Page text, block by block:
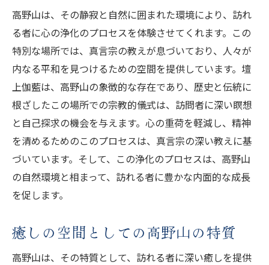
高野山は、その静寂と自然に囲まれた環境により、訪れ
る者に心の浄化のプロセスを体験させてくれます。この
特別な場所では、真言宗の教えが息づいており、人々が
内なる平和を見つけるための空間を提供しています。壇
上伽藍は、高野山の象徴的な存在であり、歴史と伝統に
根ざしたこの場所での宗教的儀式は、訪問者に深い瞑想
と自己探求の機会を与えます。心の重荷を軽減し、精神
を清めるためのこのプロセスは、真言宗の深い教えに基
づいています。そして、この浄化のプロセスは、高野山
の自然環境と相まって、訪れる者に豊かな内面的な成長
を促します。
癒しの空間としての高野山の特質
高野山は、その特質として、訪れる者に深い癒しを提供